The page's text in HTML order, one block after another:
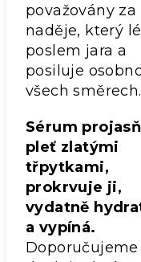
považovány
naděje, který
poslem jara a
posiluje
všech směrech.
Sérum
pleť zlatými
třpytkami,
prokrvuje ji,
vydatně
a vypíná.
Doporučujeme